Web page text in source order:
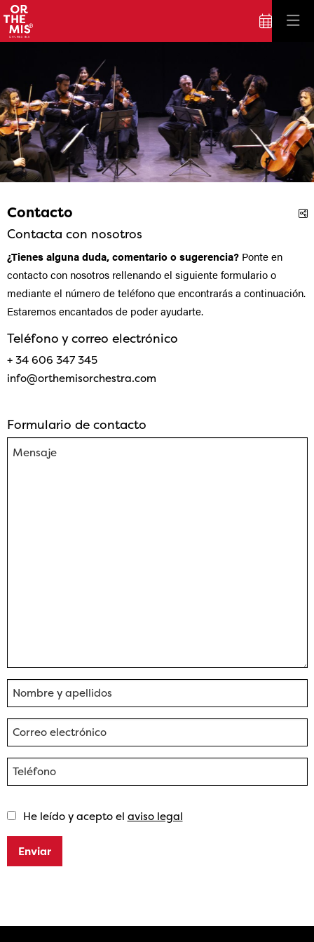
Contacto
Contacta con nosotros
¿Tienes alguna duda, comentario o sugerencia?Ponte en
contacto con nosotros rellenando el siguiente formulario o
mediante el número de teléfono que encontrarás a continuación.
Estaremos encantados de poder ayudarte.
Teléfono y correo electrónico
+ 34606 347 345
info@orthemisorchestra.com
Formulario de contacto
He leído y acepto el aviso legal
Enviar